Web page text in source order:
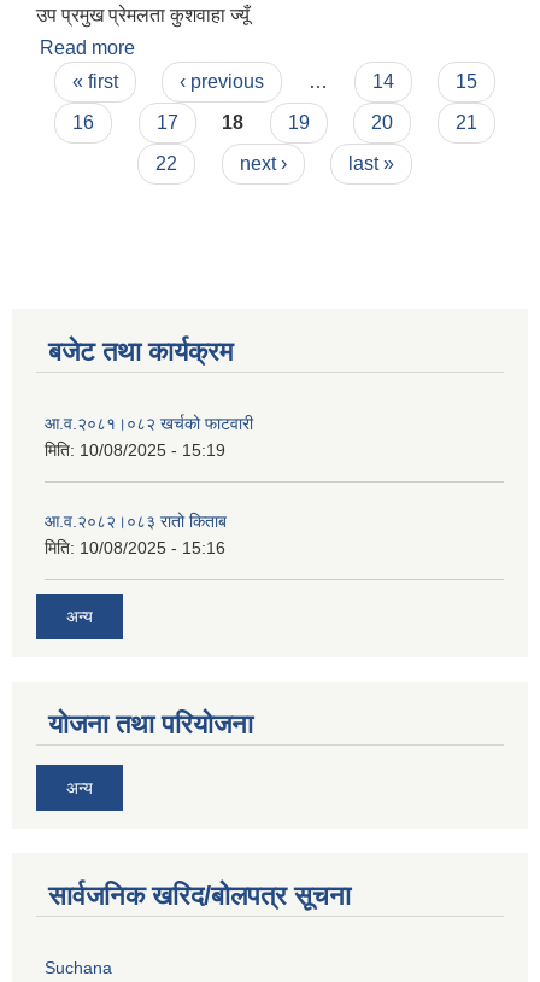
उप प्रमुख प्रेमलता कुशवाहा ज्यूँ
Read more
बीमा, मुद्वति खाता संचालन कार्यक्रम चल्दैछ
Pages
« first ‹ previous … 14
15
16
17 18 19 20
21
22
next › last »
बजेट तथा कार्यक्रम
आ‍.व.२०८१।०८२ खर्चको फाटवारी
मिति: 10/08/2025 - 15:19
आ‍.व.२०८२।०८३ रातो किताब
मिति: 10/08/2025 - 15:16
अन्य
योजना तथा परियोजना
अन्य
सार्वजनिक खरिद/बोलपत्र सूचना
Suchana